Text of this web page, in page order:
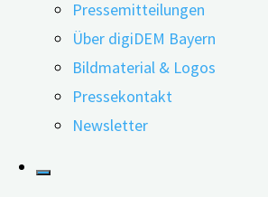
Pressemitteilungen
Über digiDEM Bayern
Bildmaterial & Logos
Pressekontakt
Newsletter
Schwerpunkt-Themen behandelt,
Hören/Sehen oder Sexualität. Bei den
es sich um wissenschaftlich
in allgemeinverständlicher Sprache
zusammengefasst werden.
Zudem erhalten Sie nach Anmeldung